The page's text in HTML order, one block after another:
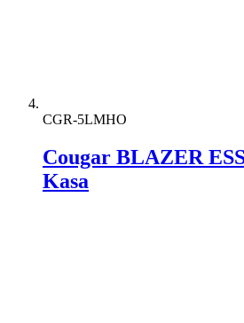
CGR-5LMHO
Cougar BLAZER
Kasa